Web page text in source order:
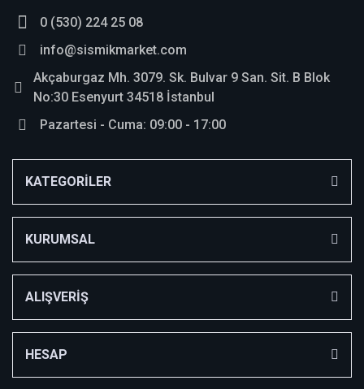
orjinal ürün hızlı teslimat
ÖZGÜR AĞACIK | 06/10/2025
Yorum Yaz
0 (530) 224 25 08
info@sismikmarket.com
Akçaburgaz Mh. 3079. Sk. Bulvar 9 San. Sit. B Blok
No:30 Esenyurt 34518 İstanbul
Pazartesi - Cuma: 09:00 - 17:00
KATEGORİLER
KURUMSAL
ALIŞVERİŞ
HESAP